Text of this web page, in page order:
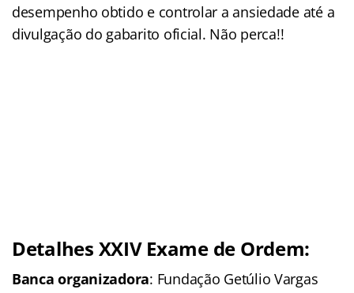
desempenho obtido e controlar a ansiedade até a
divulgação do gabarito oficial. Não perca!!
Detalhes XXIV Exame de Ordem:
Banca organizadora: Fundação Getúlio Vargas